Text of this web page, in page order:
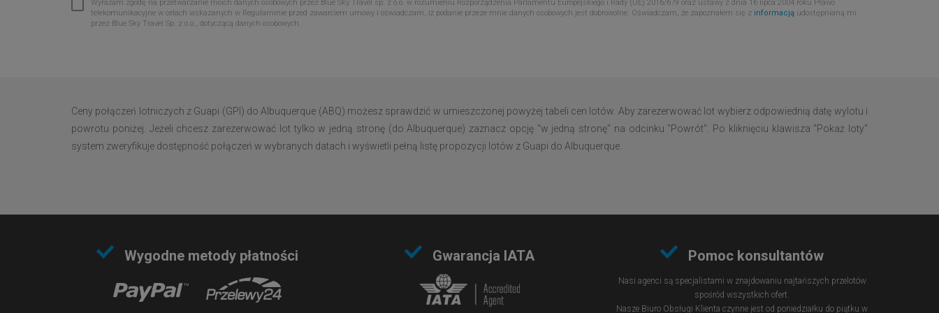
Wyrażam zgodę na przetwarzanie moich danych osobowych przez Blue Sky Travel sp. z o.o. w rozumieniu Rozporządzenia Parlamentu Europejskiego i Rady (UE) 2016/679 oraz ustawy z dnia 16 lipca 2004 roku Prawo
telekomunikacyjne w celach wskazanych w Regulaminie przed zawarciem umowy i oświadczam, iż podanie przeze mnie danych osobowych jest dobrowolne. Oświadczam, że zapoznałem się z informacją udostępnianą mi
przez Blue Sky Travel Sp. z o.o., dotyczącą danych osobowych.
Ceny połączeń lotniczych z Guapi (GPI) do Albuquerque (ABQ) możesz sprawdzić w umieszczonej powyżej tabeli cen lotów. Aby zarezerwować lot wybierz odpowiednią datę wylotu i
powrotu poniżej. Jeżeli chcesz zarezerwować lot tylko w jedną stronę (do Albuquerque) zaznacz opcję "w jedną stronę" na odcinku "Powrót". Po kliknięciu klawisza "Pokaż loty"
system zweryfikuje dostępność połączeń w wybranych datach i wyświetli pełną listę propozycji lotów z Guapi do Albuquerque.
Wygodne metody płatności Gwarancja IATA Pomoc konsultantów
Nasi agenci są specjalistami w znajdowaniu najtańszych przelotów
spośród wszystkich ofert.
Nasze Biuro Obsługi Klienta czynne jest od poniedziałku do piątku w